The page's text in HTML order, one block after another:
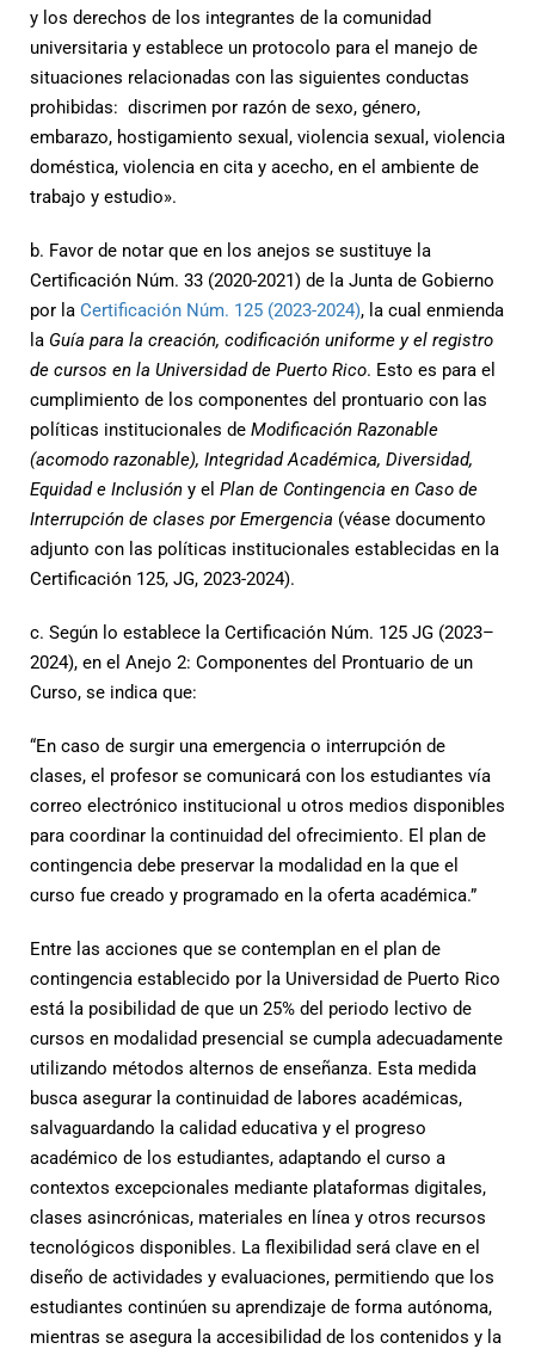
y los derechos de los integrantes de la comunidad
universitaria y establece un protocolo para el manejo de
situaciones relacionadas con las siguientes conductas
prohibidas: discrimen por razón de sexo, género,
embarazo, hostigamiento sexual, violencia sexual, violencia
doméstica, violencia en cita y acecho, en el ambiente de
trabajo y estudio».
b. Favor de notar que en los anejos se sustituye la
Certificación Núm. 33 (2020-2021) de la Junta de Gobierno
por la Certificación Núm. 125 (2023-2024), la cual enmienda
la Guía para la creación, codificación uniforme y el registro
de cursos en la Universidad de Puerto Rico. Esto es para el
cumplimiento de los componentes del prontuario con las
políticas institucionales de Modificación Razonable
(acomodo razonable), Integridad Académica, Diversidad,
Equidad e Inclusión y el Plan de Contingencia en Caso de
Interrupción de clases por Emergencia (véase documento
adjunto con las políticas institucionales establecidas en la
Certificación 125, JG, 2023-2024).
c. Según lo establece la Certificación Núm. 125 JG (2023–
2024), en el Anejo 2: Componentes del Prontuario de un
Curso, se indica que:
“En caso de surgir una emergencia o interrupción de
clases, el profesor se comunicará con los estudiantes vía
correo electrónico institucional u otros medios disponibles
para coordinar la continuidad del ofrecimiento. El plan de
contingencia debe preservar la modalidad en la que el
curso fue creado y programado en la oferta académica.”
Entre las acciones que se contemplan en el plan de
contingencia establecido por la Universidad de Puerto Rico
está la posibilidad de que un 25% del periodo lectivo de
cursos en modalidad presencial se cumpla adecuadamente
utilizando métodos alternos de enseñanza. Esta medida
busca asegurar la continuidad de labores académicas,
salvaguardando la calidad educativa y el progreso
académico de los estudiantes, adaptando el curso a
contextos excepcionales mediante plataformas digitales,
clases asincrónicas, materiales en línea y otros recursos
tecnológicos disponibles. La flexibilidad será clave en el
diseño de actividades y evaluaciones, permitiendo que los
estudiantes continúen su aprendizaje de forma autónoma,
mientras se asegura la accesibilidad de los contenidos y la